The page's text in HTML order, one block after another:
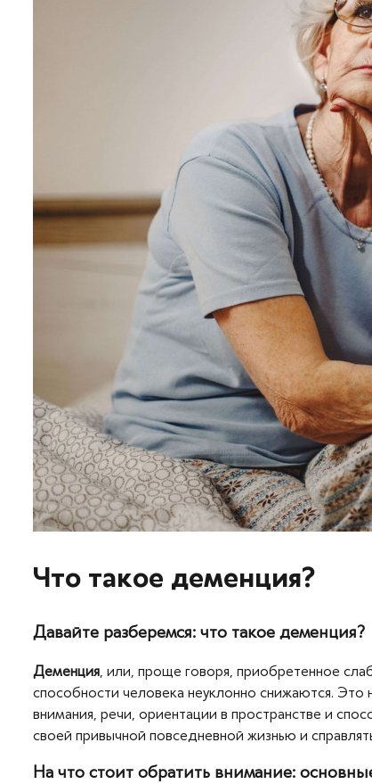
Что такое деменция?
Давайте разберемся: что такое деменция?
Деменция , или, проще говоря, приобретенное
способности человека неуклонно снижаются.
внимания, речи, ориентации в пространстве и
своей привычной повседневной жизнью и
На что стоит обратить внимание: